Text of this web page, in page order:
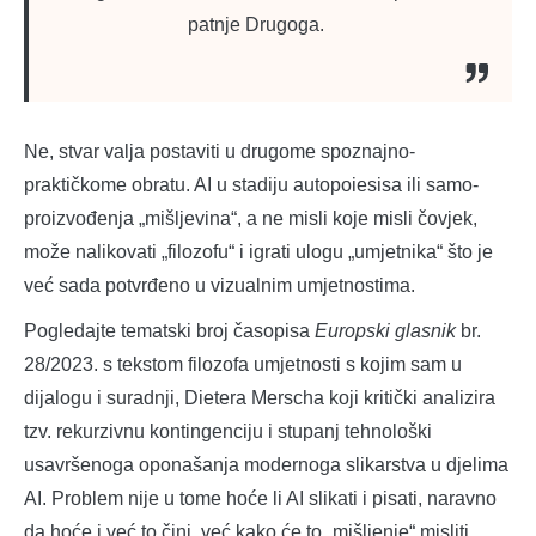
patnje Drugoga.
Ne, stvar valja postaviti u drugome spoznajno-
praktičkome obratu. AI u stadiju autopoiesisa ili samo-
proizvođenja „mišljevina“, a ne misli koje misli čovjek,
može nalikovati „filozofu“ i igrati ulogu „umjetnika“ što je
već sada potvrđeno u vizualnim umjetnostima.
Pogledajte tematski broj časopisa Europski glasnik br.
28/2023. s tekstom filozofa umjetnosti s kojim sam u
dijalogu i suradnji, Dietera Merscha koji kritički analizira
tzv. rekurzivnu kontingenciju i stupanj tehnološki
usavršenoga oponašanja modernoga slikarstva u djelima
AI. Problem nije u tome hoće li AI slikati i pisati, naravno
da hoće i već to čini, već kako će to „mišljenje“ misliti